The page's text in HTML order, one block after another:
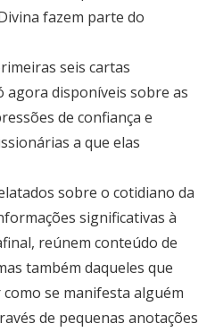
fazem parte do
seis cartas
agora disponíveis sobre as
de confiança e
a que elas
sobre o cotidiano da
significativas à
reúnem conteúdo de
também daqueles que
se manifesta alguém
de pequenas anotações